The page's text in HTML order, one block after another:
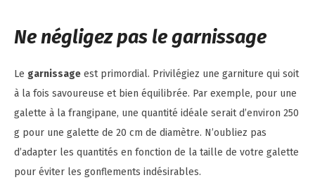
Ne négligez pas le garnissage
Le garnissage est primordial. Privilégiez une garniture qui soit
à la fois savoureuse et bien équilibrée. Par exemple, pour une
galette à la frangipane, une quantité idéale serait d’environ 250
g pour une galette de 20 cm de diamètre. N’oubliez pas
d’adapter les quantités en fonction de la taille de votre galette
pour éviter les gonflements indésirables.